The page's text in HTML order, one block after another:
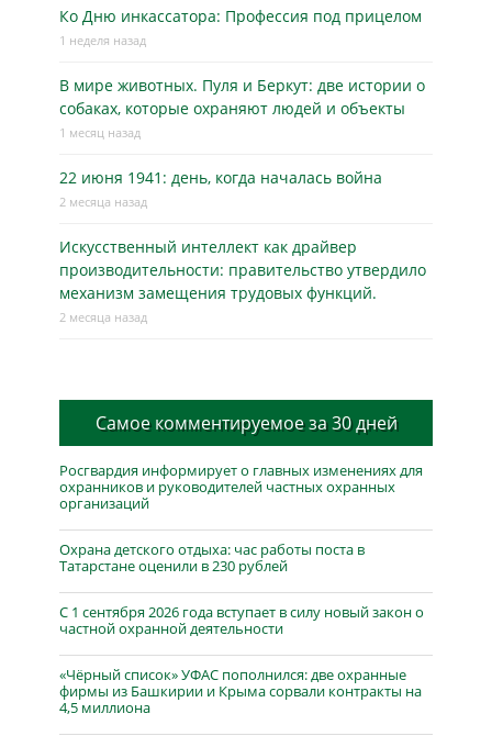
Ко Дню инкассатора: Профессия под прицелом
1 неделя назад
В мире животных. Пуля и Беркут: две истории о
собаках, которые охраняют людей и объекты
1 месяц назад
22 июня 1941: день, когда началась война
2 месяца назад
Искусственный интеллект как драйвер
производительности: правительство утвердило
механизм замещения трудовых функций.
2 месяца назад
Самое комментируемое за 30 дней
Росгвардия информирует о главных изменениях для
охранников и руководителей частных охранных
организаций
Охрана детского отдыха: час работы поста в
Татарстане оценили в 230 рублей
С 1 сентября 2026 года вступает в силу новый закон о
частной охранной деятельности
«Чёрный список» УФАС пополнился: две охранные
фирмы из Башкирии и Крыма сорвали контракты на
4,5 миллиона